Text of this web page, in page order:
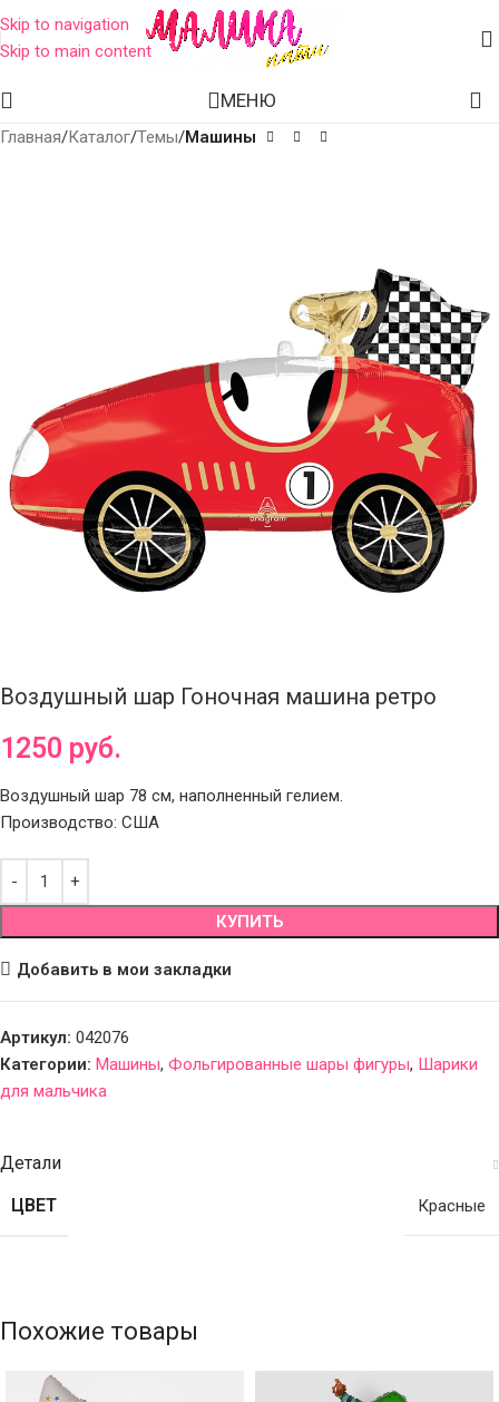
Skip to navigation
Skip to main content
МЕНЮ
Главная Каталог Темы Машины
Воздушный шар Гоночная машина ретро
1250 руб.
Воздушный шар 78 см, наполненный гелием.
Производство: США
КУПИТЬ
Добавить в мои закладки
Артикул: 042076
Категории: Машины, Фольгированные шары фигуры, Шарики
для мальчика
Детали
ЦВЕТ
Красные
Похожие товары